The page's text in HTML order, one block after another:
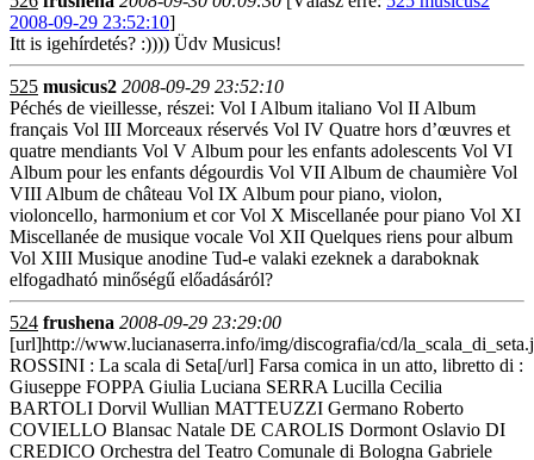
2008-09-29 23:52:10]
Itt is igehírdetés? :)))) Üdv Musicus!
525 musicus2 2008-09-29 23:52:10
Péchés de vieillesse, részei: Vol I Album italiano Vol II Album
français Vol III Morceaux réservés Vol IV Quatre hors d’œuvres et
quatre mendiants Vol V Album pour les enfants adolescents Vol VI
Album pour les enfants dégourdis Vol VII Album de chaumière Vol
VIII Album de château Vol IX Album pour piano, violon,
violoncello, harmonium et cor Vol X Miscellanée pour piano Vol XI
Miscellanée de musique vocale Vol XII Quelques riens pour album
Vol XIII Musique anodine Tud-e valaki ezeknek a daraboknak
elfogadható minőségű előadásáról?
524 frushena 2008-09-29 23:29:00
[url]http://www.lucianaserra.info/img/discografia/cd/
ROSSINI : La scala di Seta[/url] Farsa comica in un atto, libretto di :
Giuseppe FOPPA Giulia Luciana SERRA Lucilla Cecilia
BARTOLI Dorvil Wullian MATTEUZZI Germano Roberto
COVIELLO Blansac Natale DE CAROLIS Dormont Oslavio DI
CREDICO Orchestra del Teatro Comunale di Bologna Gabriele